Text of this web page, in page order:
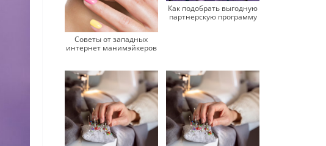
Советы от западных
интернет манимэйкеров
Как подобрать выгодную
партнерскую программу